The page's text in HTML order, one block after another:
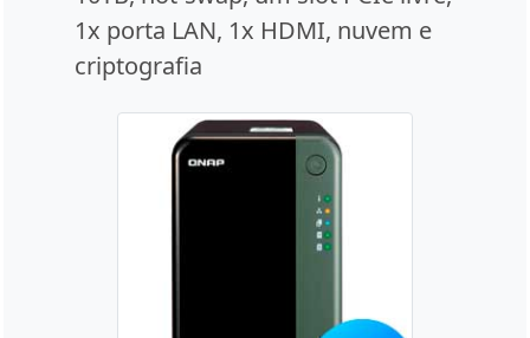
1x porta LAN, 1x HDMI, nuvem e
criptografia